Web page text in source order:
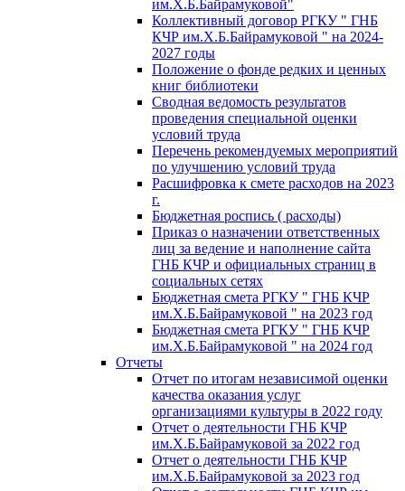
им.Х.Б.Байрамуковой"
Коллективный договор РГКУ " ГНБ
КЧР им.Х.Б.Байрамуковой " на 2024-
2027 годы
Положение о фонде редких и ценных
книг библиотеки
Сводная ведомость результатов
проведения специальной оценки
условий труда
Перечень рекомендуемых мероприятий
по улучшению условий труда
Расшифровка к смете расходов на 2023
г.
Бюджетная роспись ( расходы)
Приказ о назначении ответственных
лиц за ведение и наполнение сайта
ГНБ КЧР и официальных страниц в
социальных сетях
Бюджетная смета РГКУ " ГНБ КЧР
им.Х.Б.Байрамуковой " на 2023 год
Бюджетная смета РГКУ " ГНБ КЧР
им.Х.Б.Байрамуковой " на 2024 год
Отчеты
Отчет по итогам независимой оценки
качества оказания услуг
организациями культуры в 2022 году
Отчет о деятельности ГНБ КЧР
им.Х.Б.Байрамуковой за 2022 год
Отчет о деятельности ГНБ КЧР
им.Х.Б.Байрамуковой за 2023 год